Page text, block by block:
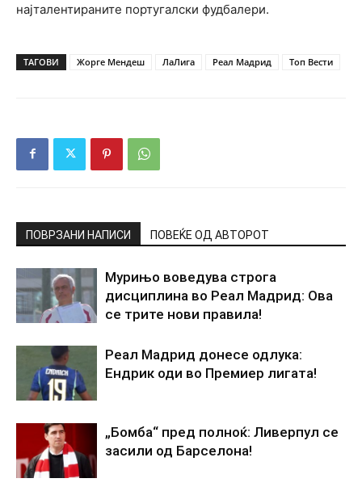
најталентираните португалски фудбалери.
ТАГОВИ Жорге Мендеш ЛаЛига Реал Мадрид Топ Вести
ПОВРЗАНИ НАПИСИ ПОВЕЌЕ ОД АВТОРОТ
Мурињо воведува строга
дисциплина во Реал Мадрид: Ова
се трите нови правила!
Реал Мадрид донесе одлука:
Ендрик оди во Премиер лигата!
„Бомба“ пред полноќ: Ливерпул се
засили од Барселона!